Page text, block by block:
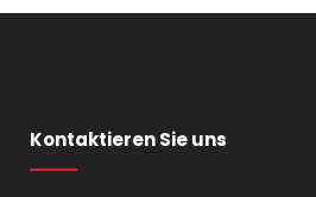
Kontaktieren Sie uns